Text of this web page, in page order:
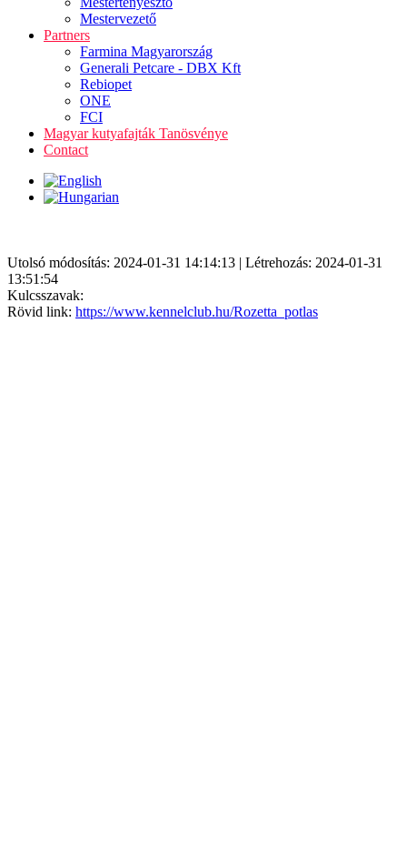
Mestervezető
Partners
Farmina Magyarország
Generali Petcare - DBX Kft
Rebiopet
ONE
FCI
Magyar kutyafajták Tanösvénye
Contact
Utolsó módosítás: 2024-01-31 14:14:13 | Létrehozás: 2024-01-31
13:51:54
Kulcsszavak:
Rövid link: https://www.kennelclub.hu/Rozetta_potlas